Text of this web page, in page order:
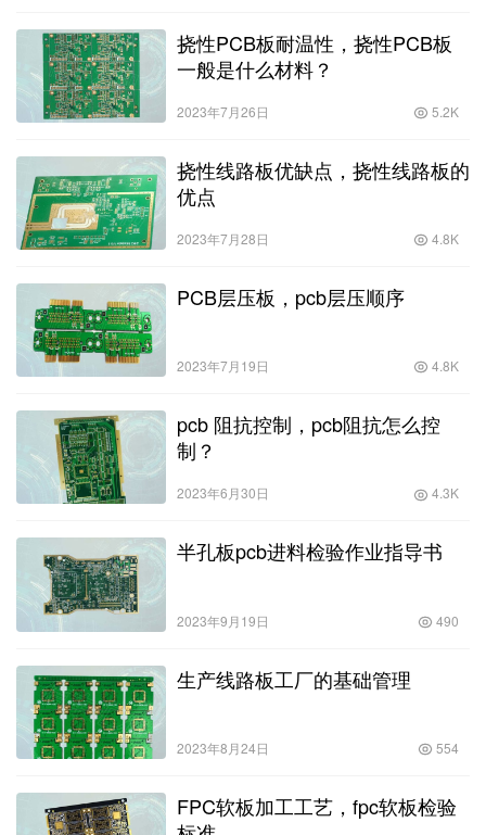
挠性PCB板耐温性，挠性PCB板
一般是什么材料？
2023年7月26日 5.2K
挠性线路板优缺点，挠性线路板的
优点
2023年7月28日 4.8K
PCB层压板，pcb层压顺序
2023年7月19日 4.8K
pcb 阻抗控制，pcb阻抗怎么控
制？
2023年6月30日 4.3K
半孔板pcb进料检验作业指导书
2023年9月19日 490
生产线路板工厂的基础管理
2023年8月24日 554
FPC软板加工工艺，fpc软板检验